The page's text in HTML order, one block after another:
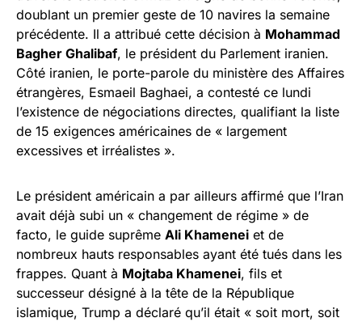
doublant un premier geste de 10 navires la semaine
précédente. Il a attribué cette décision à Mohammad
Bagher Ghalibaf, le président du Parlement iranien.
Côté iranien, le porte-parole du ministère des Affaires
étrangères, Esmaeil Baghaei, a contesté ce lundi
l’existence de négociations directes, qualifiant la liste
de 15 exigences américaines de « largement
excessives et irréalistes ».
Le président américain a par ailleurs affirmé que l’Iran
avait déjà subi un « changement de régime » de
facto, le guide suprême Ali Khamenei et de
nombreux hauts responsables ayant été tués dans les
frappes. Quant à Mojtaba Khamenei, fils et
successeur désigné à la tête de la République
islamique, Trump a déclaré qu’il était « soit mort, soit